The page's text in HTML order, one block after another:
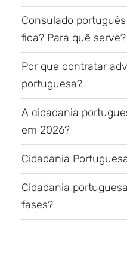
Consulado
fica? Para quê serve?
Por que contratar
portuguesa?
A cidadania
em 2026?
Cidadania
Cidadania
fases?